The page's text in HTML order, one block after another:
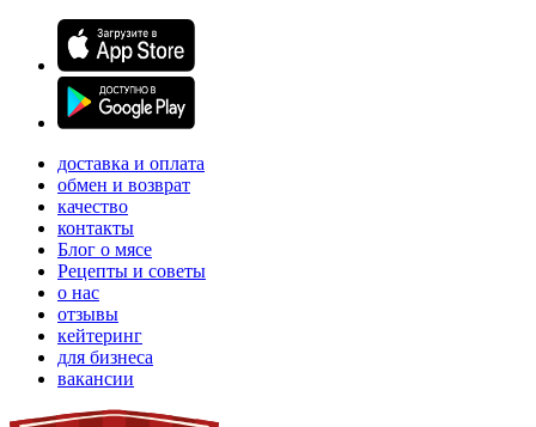
доставка и оплата
обмен и возврат
качество
контакты
Блог о мясе
Рецепты и советы
о нас
отзывы
кейтеринг
для бизнеса
вакансии